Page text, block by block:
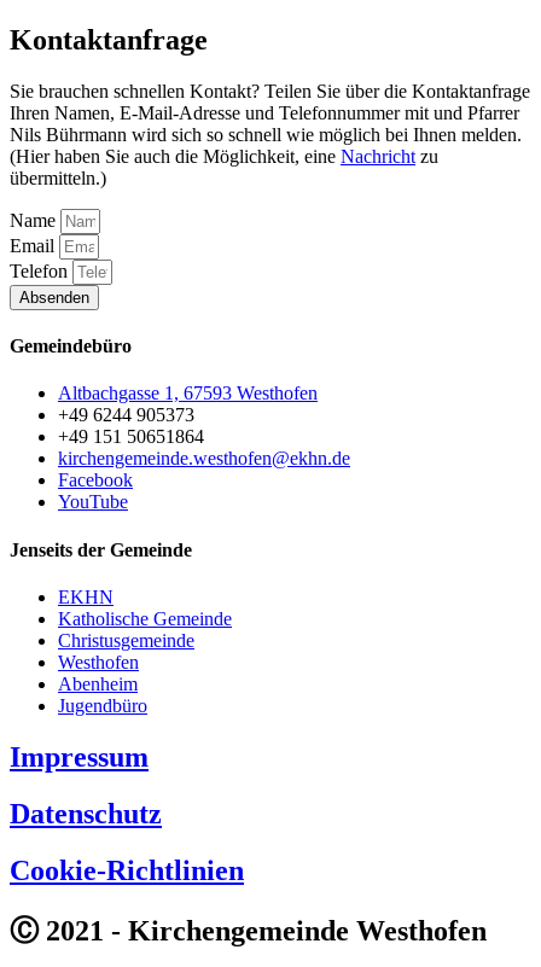
Kontaktanfrage
Sie brauchen schnellen Kontakt? Teilen Sie über die Kontaktanfrage
Ihren Namen, E-Mail-Adresse und Telefonnummer mit und Pfarrer
Nils Bührmann wird sich so schnell wie möglich bei Ihnen melden.
(Hier haben Sie auch die Möglichkeit, eine Nachricht zu
übermitteln.)
Name
Email
Telefon
Absenden
Gemeindebüro
Altbachgasse 1, 67593 Westhofen
+49 6244 905373
+49 151 50651864
kirchengemeinde.westhofen@ekhn.de
Facebook
YouTube
Jenseits der Gemeinde
EKHN
Katholische Gemeinde
Christusgemeinde
Westhofen
Abenheim
Jugendbüro
Impressum
Datenschutz
Cookie-Richtlinien
Ⓒ 2021 - Kirchengemeinde Westhofen